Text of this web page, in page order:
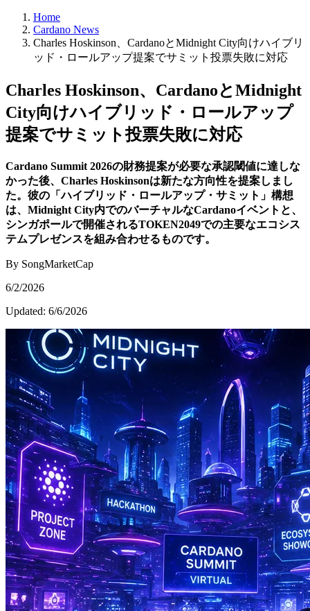
Home
Cardano News
Charles Hoskinson、CardanoとMidnight City向けハイブリ
ッド・ロールアップ提案でサミット投票失敗に対応
Charles Hoskinson、CardanoとMidnight
City向けハイブリッド・ロールアップ
提案でサミット投票失敗に対応
Cardano Summit 2026の財務提案が必要な承認閾値に達しな
かった後、Charles Hoskinsonは新たな方向性を提案しまし
た。彼の「ハイブリッド・ロールアップ・サミット」構想
は、Midnight City内でのバーチャルなCardanoイベントと、
シンガポールで開催されるTOKEN2049での主要なエコシス
テムプレゼンスを組み合わせるものです。
By SongMarketCap
6/2/2026
Updated: 6/6/2026